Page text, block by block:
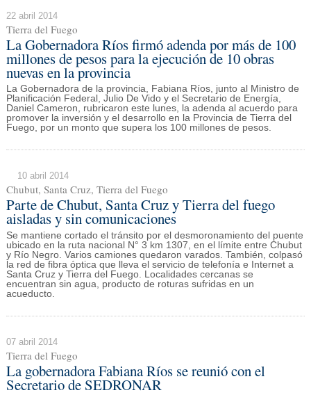
22 abril 2014
Tierra del Fuego
La Gobernadora Ríos firmó adenda por más de 100
millones de pesos para la ejecución de 10 obras
nuevas en la provincia
La Gobernadora de la provincia, Fabiana Ríos, junto al Ministro de
Planificación Federal, Julio De Vido y el Secretario de Energía,
Daniel Cameron, rubricaron este lunes, la adenda al acuerdo para
promover la inversión y el desarrollo en la Provincia de Tierra del
Fuego, por un monto que supera los 100 millones de pesos.
10 abril 2014
Chubut, Santa Cruz, Tierra del Fuego
Parte de Chubut, Santa Cruz y Tierra del fuego
aisladas y sin comunicaciones
Se mantiene cortado el tránsito por el desmoronamiento del puente
ubicado en la ruta nacional N° 3 km 1307, en el límite entre Chubut
y Río Negro. Varios camiones quedaron varados. También, colpasó
la red de fibra óptica que lleva el servicio de telefonía e Internet a
Santa Cruz y Tierra del Fuego. Localidades cercanas se
encuentran sin agua, producto de roturas sufridas en un
acueducto.
07 abril 2014
Tierra del Fuego
La gobernadora Fabiana Ríos se reunió con el
Secretario de SEDRONAR